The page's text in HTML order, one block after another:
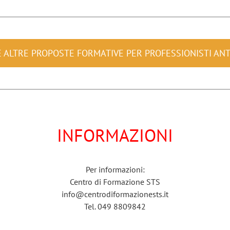
ALTRE PROPOSTE FORMATIVE PER PROFESSIONISTI
INFORMAZIONI
Per informazioni:
Centro di Formazione STS
info@centrodiformazionests.it
Tel. 049 8809842